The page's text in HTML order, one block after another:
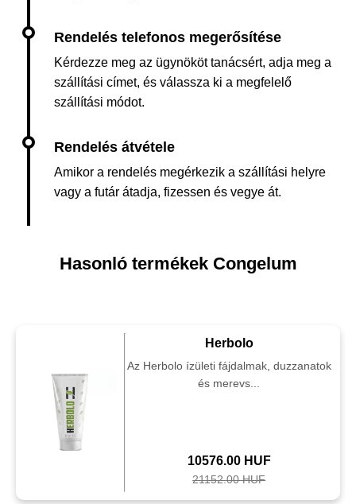
Kérdezze meg az ügynököt tanácsért, adja meg a
szállítási címet, és válassza ki a megfelelő
szállítási módot.
Amikor a rendelés megérkezik a szállítási helyre
vagy a futár átadja, fizessen és vegye át.
Hasonló termékek Congelum
Herbolo
Az Herbolo ízületi fájdalmak, duzzanatok
és merevs...
10576.00 HUF
21152.00 HUF